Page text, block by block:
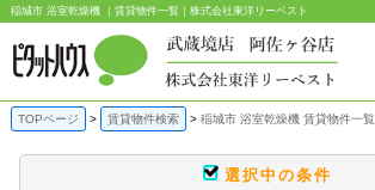
稲城市 浴室乾燥機 ｜賃貸物件一覧｜株式会社東洋リーベスト
TOPページ 賃貸物件検索 稲城市 浴室乾燥機 賃貸物件一覧
選択中の条件